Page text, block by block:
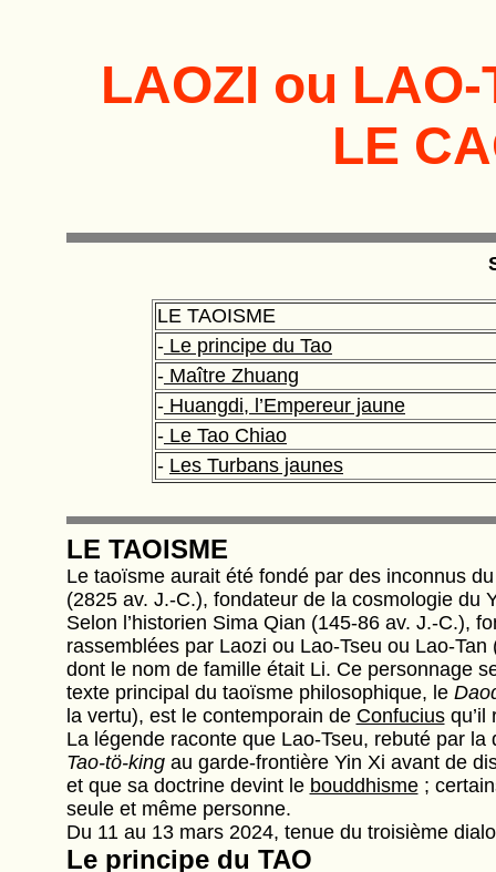
LAOZI ou LAO-
LE
LE TAOISME
- Le principe du Tao
- Maître Zhuang
- Huangdi, l’Empereur jaune
- Le Tao Chiao
- Les Turbans jaunes
LE TAOISME
Le taoïsme aurait été fondé par des inconnus
(2825 av. J.-C.), fondateur de la cosmologie du
Selon l’historien Sima Qian (145-86 av. J.-C.),
rassemblées par Laozi ou Lao-Tseu ou Lao-
dont le nom de famille était Li. Ce personnage
texte principal du taoïsme philosophique, le
la vertu), est le contemporain de Confuciusqu’il
La légende raconte que Lao-Tseu, rebuté par
Tao-tö-kingau garde-frontière Yin Xi avant de
et que sa doctrine devint le bouddhisme;
seule et même personne.
Du 11 au 13 mars 2024, tenue du troisième
Le principe du TAO